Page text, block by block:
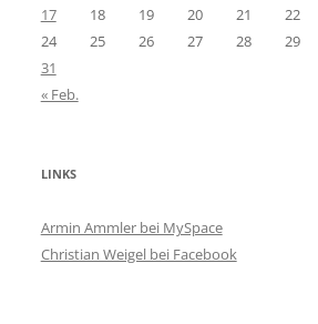
17
18 19 20 21 22
24
25 26 27 28 29
31
« Feb.
LINKS
Armin Ammler bei MySpace
Christian Weigel bei Facebook